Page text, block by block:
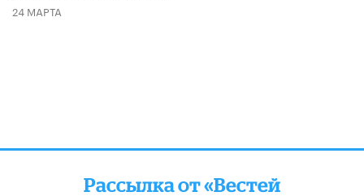
24 МАРТА
Рассылка от «Вестей